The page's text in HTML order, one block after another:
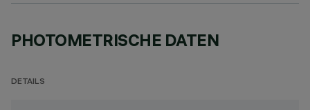
PHOTOMETRISCHE DATEN
DETAILS